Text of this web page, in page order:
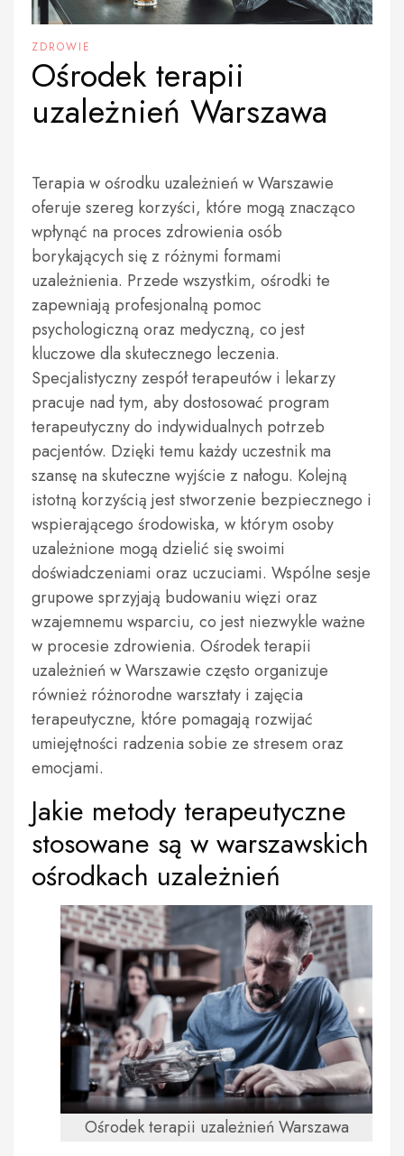
ZDROWIE
Ośrodek terapii
uzależnień Warszawa
Terapia w ośrodku uzależnień w Warszawie
oferuje szereg korzyści, które mogą znacząco
wpłynąć na proces zdrowienia osób
borykających się z różnymi formami
uzależnienia. Przede wszystkim, ośrodki te
zapewniają profesjonalną pomoc
psychologiczną oraz medyczną, co jest
kluczowe dla skutecznego leczenia.
Specjalistyczny zespół terapeutów i lekarzy
pracuje nad tym, aby dostosować program
terapeutyczny do indywidualnych potrzeb
pacjentów. Dzięki temu każdy uczestnik ma
szansę na skuteczne wyjście z nałogu. Kolejną
istotną korzyścią jest stworzenie bezpiecznego i
wspierającego środowiska, w którym osoby
uzależnione mogą dzielić się swoimi
doświadczeniami oraz uczuciami. Wspólne sesje
grupowe sprzyjają budowaniu więzi oraz
wzajemnemu wsparciu, co jest niezwykle ważne
w procesie zdrowienia. Ośrodek terapii
uzależnień w Warszawie często organizuje
również różnorodne warsztaty i zajęcia
terapeutyczne, które pomagają rozwijać
umiejętności radzenia sobie ze stresem oraz
emocjami.
Jakie metody terapeutyczne
stosowane są w warszawskich
ośrodkach uzależnień
Ośrodek terapii uzależnień Warszawa